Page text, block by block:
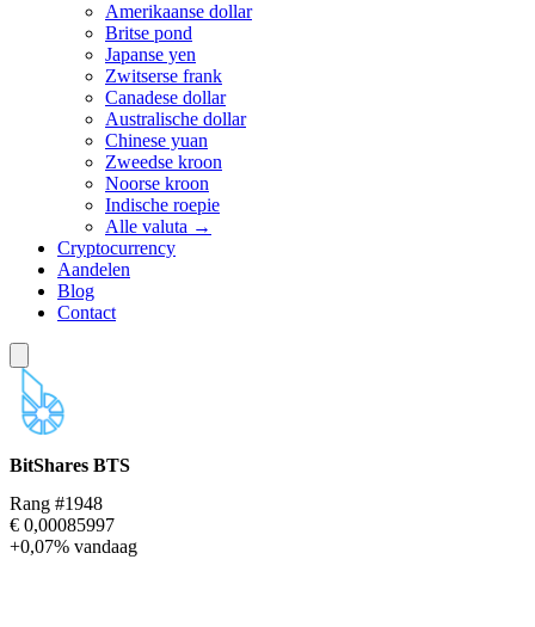
Amerikaanse dollar
Britse pond
Japanse yen
Zwitserse frank
Canadese dollar
Australische dollar
Chinese yuan
Zweedse kroon
Noorse kroon
Indische roepie
Alle valuta →
Cryptocurrency
Aandelen
Blog
Contact
BitShares BTS
Rang #1948
€ 0,00085997
+0,07% vandaag